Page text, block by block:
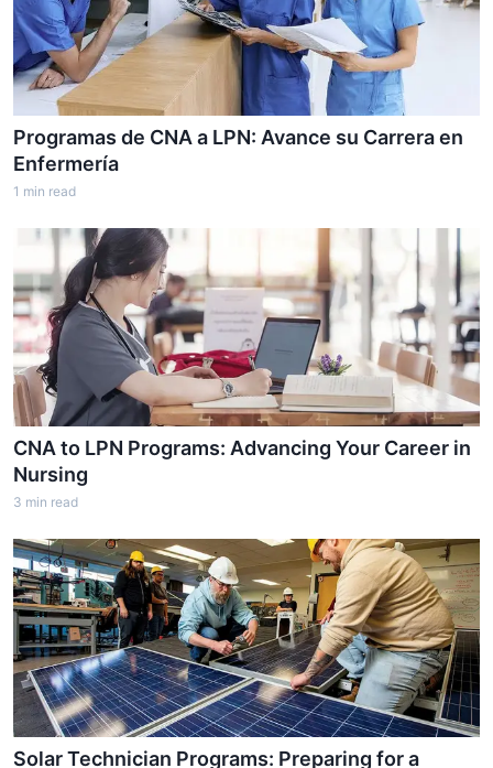
Programas de CNA a LPN: Avance su Carrera en
Enfermería
1 min read
CNA to LPN Programs: Advancing Your Career in
Nursing
3 min read
Solar Technician Programs: Preparing for a